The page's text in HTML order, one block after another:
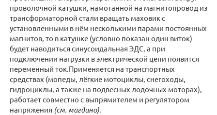
проволочной катушки, намотанной на магнитопровод из
трансформаторной стали вращать маховик с
установленными в нём несколькими парами постоянных
магнитов, то в катушке (условно показан один виток)
будет наводиться синусоидальная ЭДС, а при
подключении нагрузки в электрической цепи появится
переменный ток.Применяется на транспортных
средствах (мопеды, лёгкие мотоциклы, снегоходы,
гидроциклы, а также на подвесных лодочных моторах),
работает совместно с выпрямителем и регулятором
напряжения (см. магдино)